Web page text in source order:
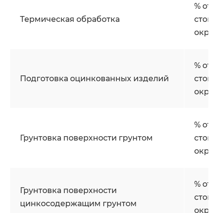
Термическая обработка
% от
Подготовка оцинкованных изделий
% от
Грунтовка поверхности грунтом
% от
Грунтовка поверхности
цинкосодержащим грунтом
% от